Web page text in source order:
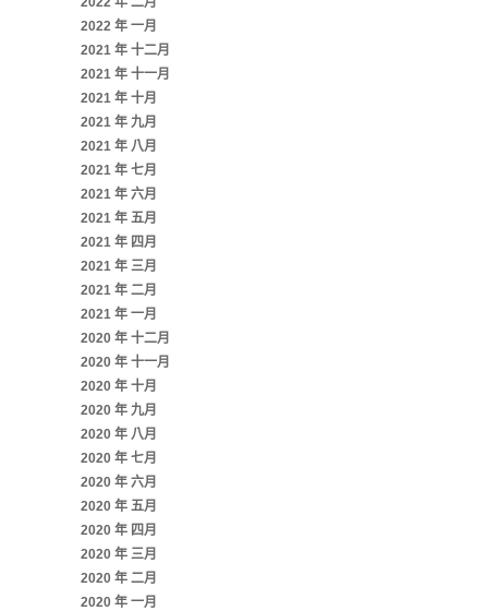
2022 年 一月
2021 年 十二月
2021 年 十一月
2021 年 十月
2021 年 九月
2021 年 八月
2021 年 七月
2021 年 六月
2021 年 五月
2021 年 四月
2021 年 三月
2021 年 二月
2021 年 一月
2020 年 十二月
2020 年 十一月
2020 年 十月
2020 年 九月
2020 年 八月
2020 年 七月
2020 年 六月
2020 年 五月
2020 年 四月
2020 年 三月
2020 年 二月
2020 年 一月